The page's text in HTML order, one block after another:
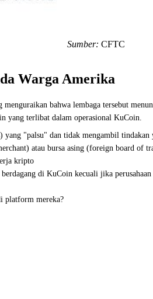
Sumber: CFTC
Warga Amerika
bahwa lembaga tersebut
yang terlibat dalam operasional KuCoin.
"palsu" dan tidak mengambil
atau bursa asing (foreign board of
kripto
di KuCoin kecuali jika
platform mereka?